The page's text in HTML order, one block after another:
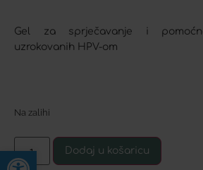
Open toolbar
Gel za sprječavanje i
uzrokovanih HPV-om
Na zalihi
Dodaj u košaricu